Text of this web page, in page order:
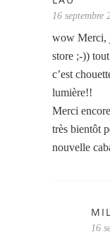
16 septembre
wow Merci,
store ;-))
c’est
lumière!!
Merci
très bientôt
nouvelle
16